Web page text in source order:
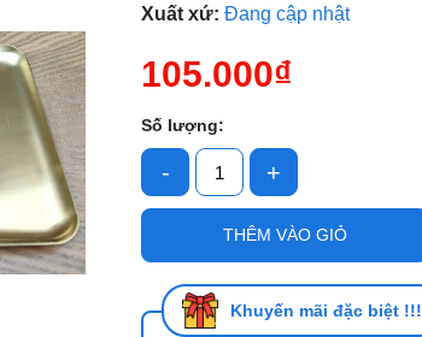
Xuất xứ: Đang cập nhật
105.000₫
Số lượng:
- +
THÊM VÀO GIỎ
Khuyến mãi đặc biệt !!!
Mã giảm giá:
Điều kiện: